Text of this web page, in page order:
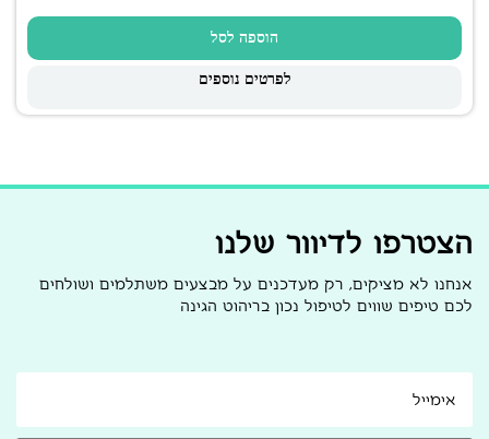
הוספה לסל
לפרטים נוספים
הצטרפו לדיוור שלנו
אנחנו לא מציקים, רק מעדכנים על מבצעים משתלמים ושולחים
לכם טיפים שווים לטיפול נכון בריהוט הגינה